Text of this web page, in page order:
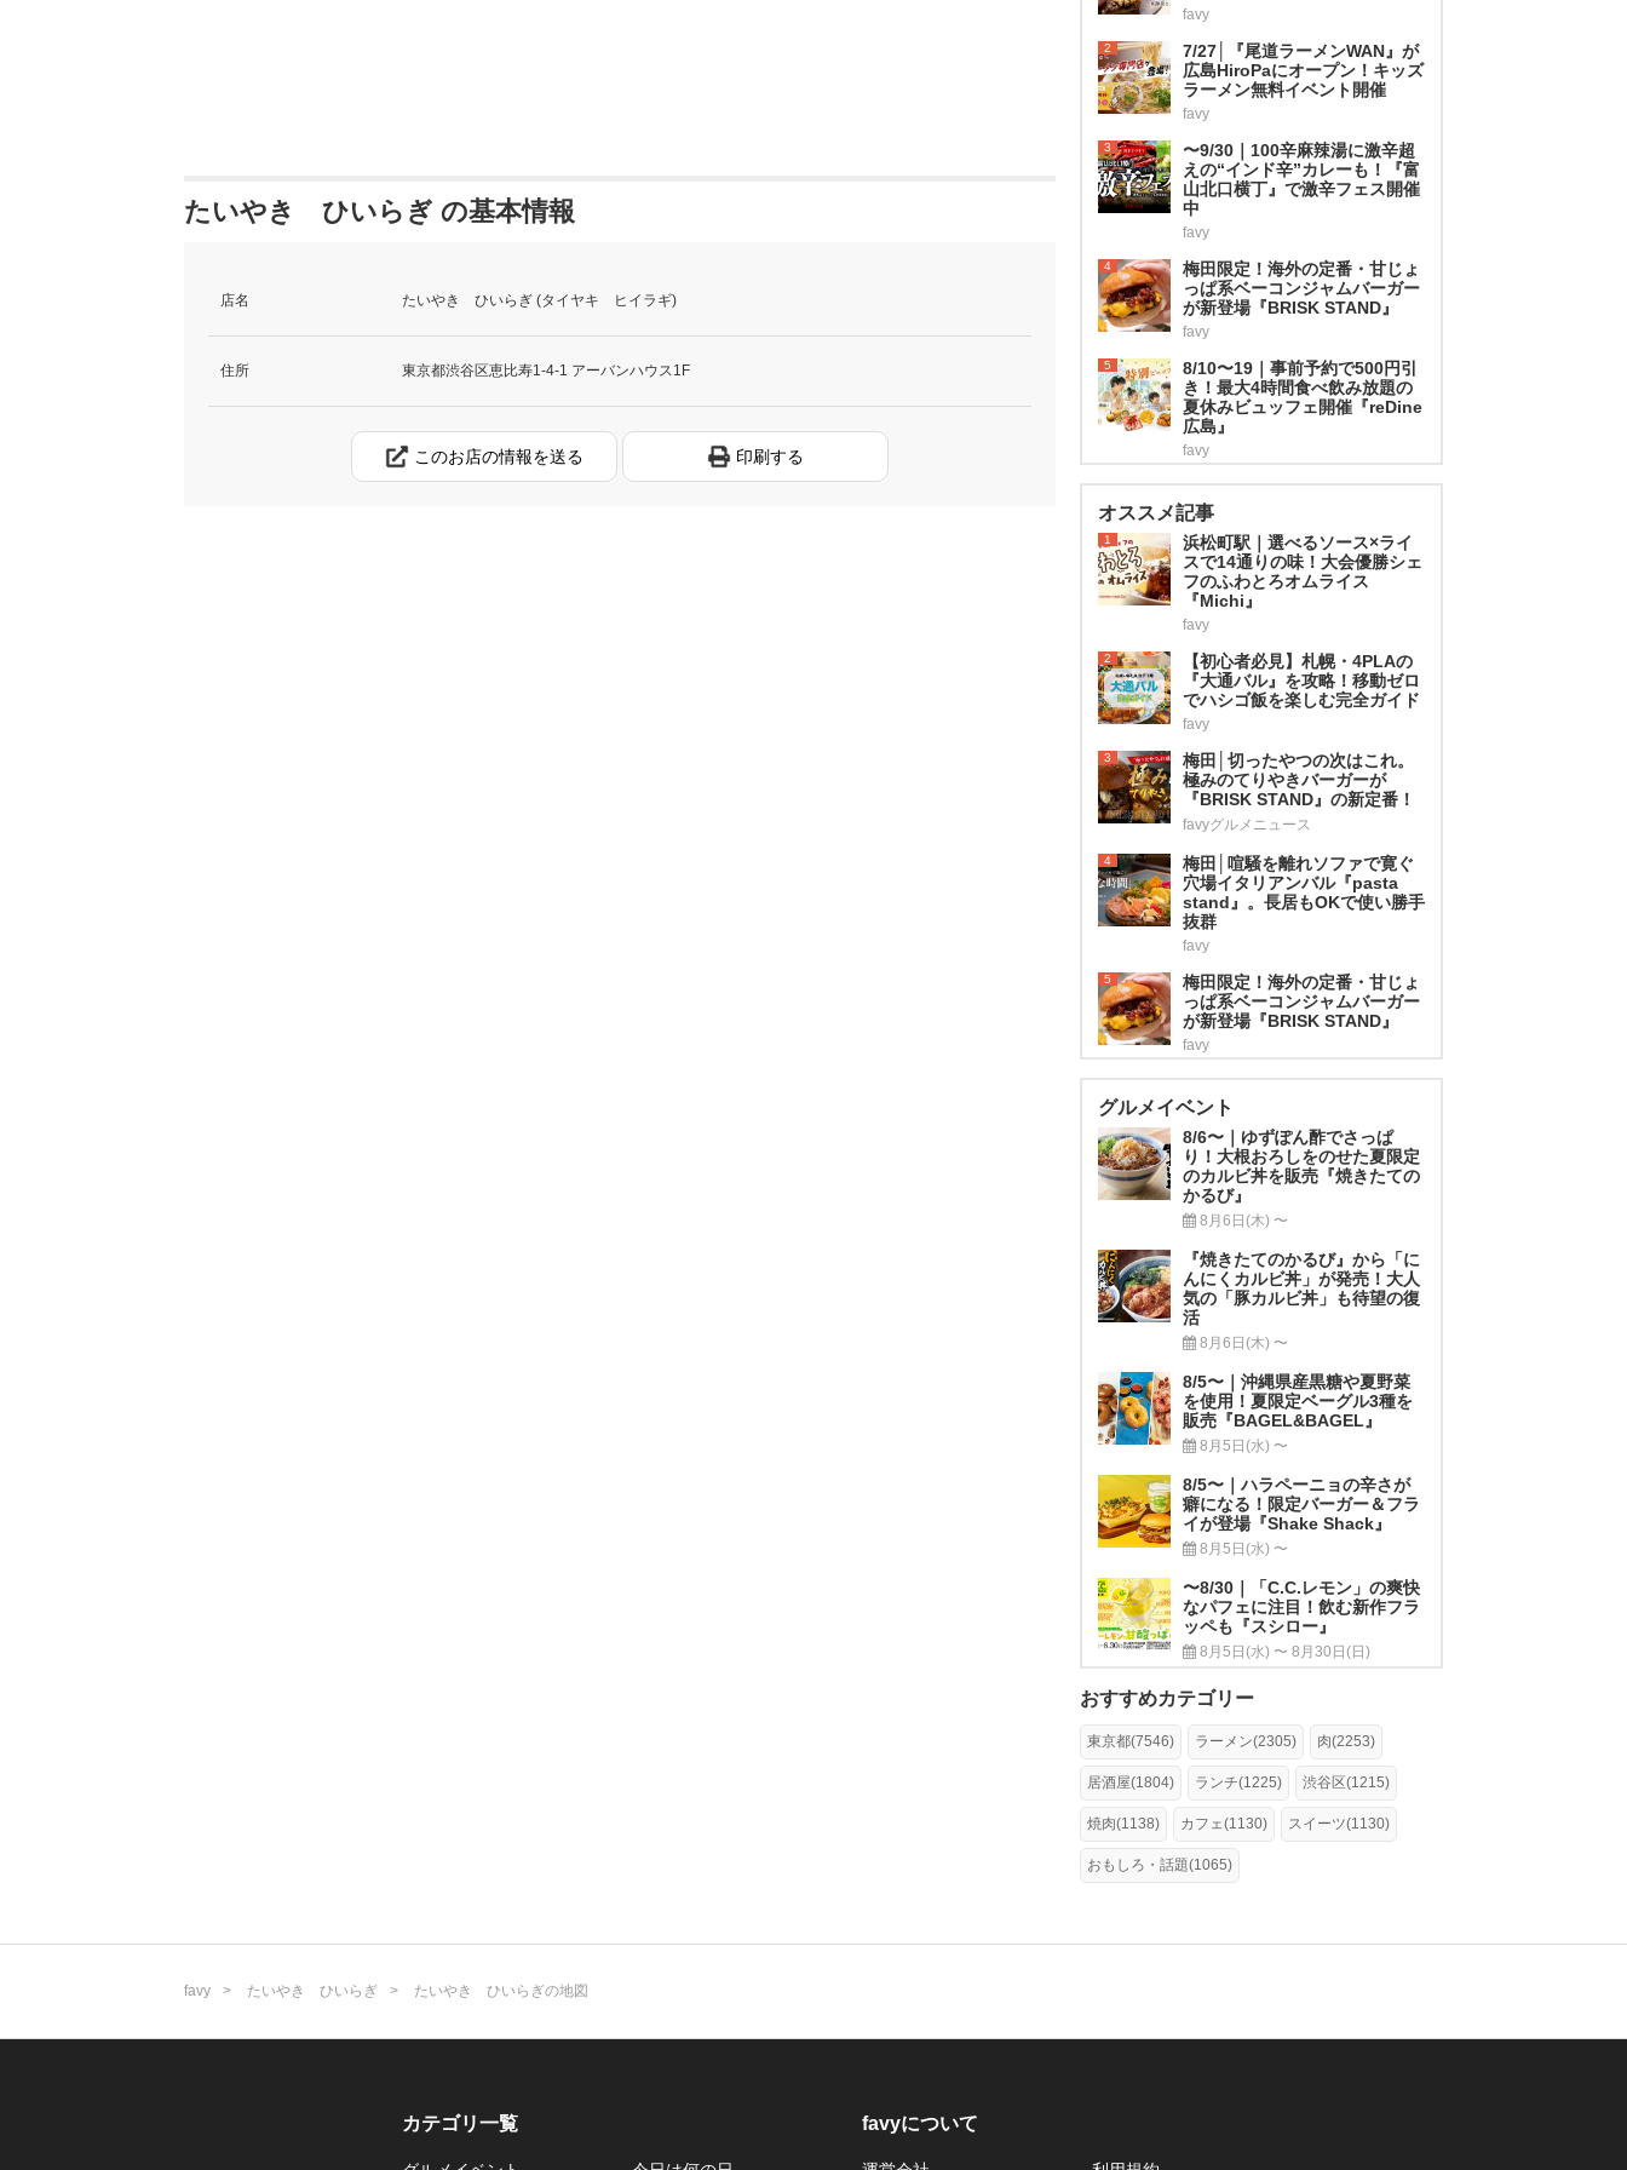
たいやき ひいらぎ の基本情報
店名 たいやき ひいらぎ (タイヤキ ヒイラギ)
住所 東京都渋谷区恵比寿1-4-1 アーバンハウス1F
このお店の情報を送る 印刷する
favy
2
7/27│『尾道ラーメンWAN』が
広島HiroPaにオープン！キッズ
ラーメン無料イベント開催
favy
3
〜9/30｜100辛麻辣湯に激辛超
えの“インド辛”カレーも！『富
山北口横丁』で激辛フェス開催
中
favy
4
梅田限定！海外の定番・甘じょ
っぱ系ベーコンジャムバーガー
が新登場『BRISK STAND』
favy
5
8/10〜19｜事前予約で500円引
き！最大4時間食べ飲み放題の
夏休みビュッフェ開催『reDine
広島』
favy
オススメ記事
1
浜松町駅｜選べるソース×ライ
スで14通りの味！大会優勝シェ
フのふわとろオムライス
『Michi』
favy
2
【初心者必見】札幌・4PLAの
『大通バル』を攻略！移動ゼロ
でハシゴ飯を楽しむ完全ガイド
favy
3
梅田│切ったやつの次はこれ。
極みのてりやきバーガーが
『BRISK STAND』の新定番！
favyグルメニュース
4
梅田│喧騒を離れソファで寛ぐ
穴場イタリアンバル『pasta
stand』。長居もOKで使い勝手
抜群
favy
5
梅田限定！海外の定番・甘じょ
っぱ系ベーコンジャムバーガー
が新登場『BRISK STAND』
favy
グルメイベント
8/6〜｜ゆずぽん酢でさっぱ
り！大根おろしをのせた夏限定
のカルビ丼を販売『焼きたての
かるび』
8月6日(木) 〜
『焼きたてのかるび』から「に
んにくカルビ丼」が発売！大人
気の「豚カルビ丼」も待望の復
活
8月6日(木) 〜
8/5〜｜沖縄県産黒糖や夏野菜
を使用！夏限定ベーグル3種を
販売『BAGEL&BAGEL』
8月5日(水) 〜
8/5〜｜ハラペーニョの辛さが
癖になる！限定バーガー＆フラ
イが登場『Shake Shack』
8月5日(水) 〜
〜8/30｜「C.C.レモン」の爽快
なパフェに注目！飲む新作フラ
ッペも『スシロー』
8月5日(水) 〜 8月30日(日)
おすすめカテゴリー
東京都(7546) ラーメン(2305) 肉(2253)
居酒屋(1804) ランチ(1225) 渋谷区(1215)
焼肉(1138) カフェ(1130) スイーツ(1130)
おもしろ・話題(1065)
favy たいやき ひいらぎ たいやき ひいらぎの地図
カテゴリ一覧 favyについて